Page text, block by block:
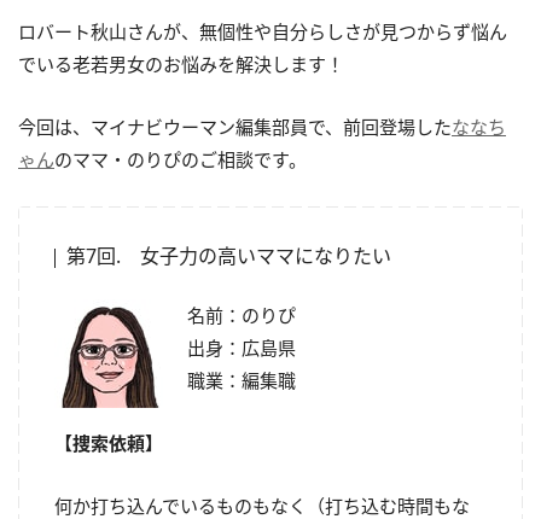
ロバート秋山さんが、無個性や自分らしさが見つからず悩ん
でいる老若男女のお悩みを解決します！
今回は、マイナビウーマン編集部員で、前回登場したななち
ゃんのママ・のりぴのご相談です。
第7回. 女子力の高いママになりたい
名前：のりぴ
出身：広島県
職業：編集職
【捜索依頼】
何か打ち込んでいるものもなく（打ち込む時間もな